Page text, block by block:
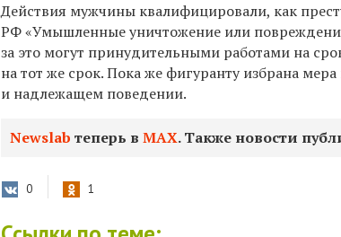
Действия мужчины квалифицировали, как
РФ «Умышленные уничтожение или
за это могут принудительными работами на
на тот же срок. Пока же фигуранту избрана мера
и надлежащем поведении.
Newslab теперь вМАХ. Также новости
0 1